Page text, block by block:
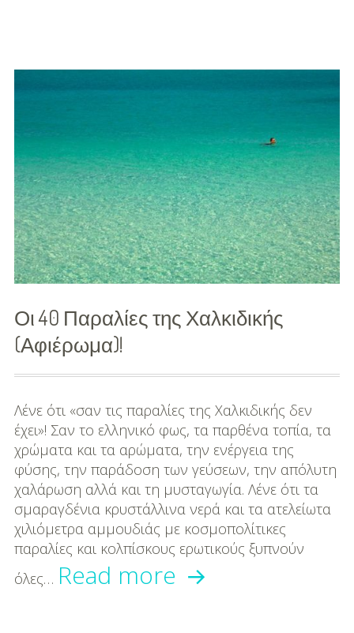
Οι 40 Παραλίες της Χαλκιδικής
(Αφιέρωμα)!
Λένε ότι «σαν τις παραλίες της Χαλκιδικής δεν
έχει»! Σαν το ελληνικό φως, τα παρθένα τοπία, τα
χρώματα και τα αρώματα, την ενέργεια της
φύσης, την παράδοση των γεύσεων, την απόλυτη
χαλάρωση αλλά και τη μυσταγωγία. Λένε ότι τα
σμαραγδένια κρυστάλλινα νερά και τα ατελείωτα
χιλιόμετρα αμμουδιάς με κοσμοπολίτικες
παραλίες και κολπίσκους ερωτικούς ξυπνούν
όλες… Read more Οι